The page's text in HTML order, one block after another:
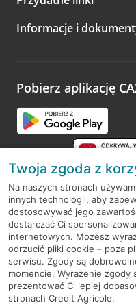
A po wizycie…
Zachęcamy do
opinie.
Informacje i
Pobierz aplikację
RODO
Regulamin serwisu
Mapa serwisu
PolitykaCookies
Twoja zgoda z
Na naszych stronach
innych technologii, aby
dostosowywać jego
dostarczać Ci
internetowych. Możesz
odrzucić pliki cookie – poza
serwisu. Zgody są
momencie. Wyrażenie zgody
prezentować Ci lepiej
stronach Credit Agricole.